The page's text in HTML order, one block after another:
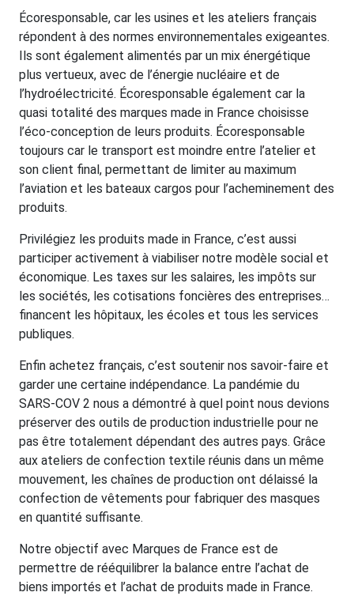
Écoresponsable, car les usines et les ateliers français
répondent à des normes environnementales exigeantes.
Ils sont également alimentés par un mix énergétique
plus vertueux, avec de l’énergie nucléaire et de
l’hydroélectricité. Écoresponsable également car la
quasi totalité des marques made in France choisisse
l’éco-conception de leurs produits. Écoresponsable
toujours car le transport est moindre entre l’atelier et
son client final, permettant de limiter au maximum
l’aviation et les bateaux cargos pour l’acheminement des
produits.
Privilégiez les produits made in France, c’est aussi
participer activement à viabiliser notre modèle social et
économique. Les taxes sur les salaires, les impôts sur
les sociétés, les cotisations foncières des entreprises…
financent les hôpitaux, les écoles et tous les services
publiques.
Enfin achetez français, c’est soutenir nos savoir-faire et
garder une certaine indépendance. La pandémie du
SARS-COV 2 nous a démontré à quel point nous devions
préserver des outils de production industrielle pour ne
pas être totalement dépendant des autres pays. Grâce
aux ateliers de confection textile réunis dans un même
mouvement, les chaînes de production ont délaissé la
confection de vêtements pour fabriquer des masques
en quantité suffisante.
Notre objectif avec Marques de France est de
permettre de rééquilibrer la balance entre l’achat de
biens importés et l’achat de produits made in France.